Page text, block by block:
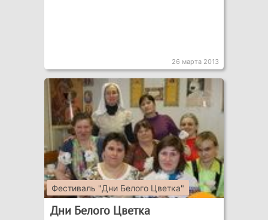
26 марта 2013
Фестиваль "Дни Белого Цветка"
Дни Белого Цветка